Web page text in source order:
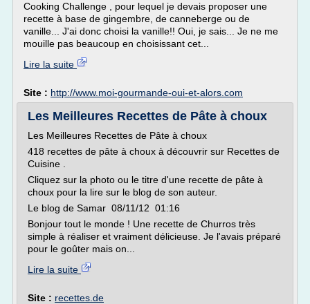
Cooking Challenge , pour lequel je devais proposer une
recette à base de gingembre, de canneberge ou de
vanille... J'ai donc choisi la vanille!! Oui, je sais... Je ne me
mouille pas beaucoup en choisissant cet...
Lire la suite
Site : http://www.moi-gourmande-oui-et-alors.com
Les Meilleures Recettes de Pâte à choux
Les Meilleures Recettes de Pâte à choux
418 recettes de pâte à choux à découvrir sur Recettes de
Cuisine .
Cliquez sur la photo ou le titre d'une recette de pâte à
choux pour la lire sur le blog de son auteur.
Le blog de Samar 08/11/12 01:16
Bonjour tout le monde ! Une recette de Churros très
simple à réaliser et vraiment délicieuse. Je l'avais préparé
pour le goûter mais on...
Lire la suite
Site : recettes.de